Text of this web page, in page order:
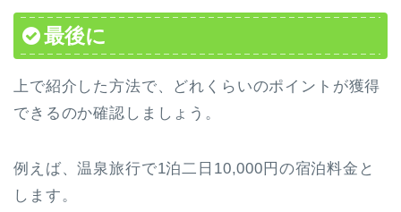
最後に
上で紹介した方法で、どれくらいのポイントが獲得
できるのか確認しましょう。
例えば、温泉旅行で1泊二日10,000円の宿泊料金と
します。